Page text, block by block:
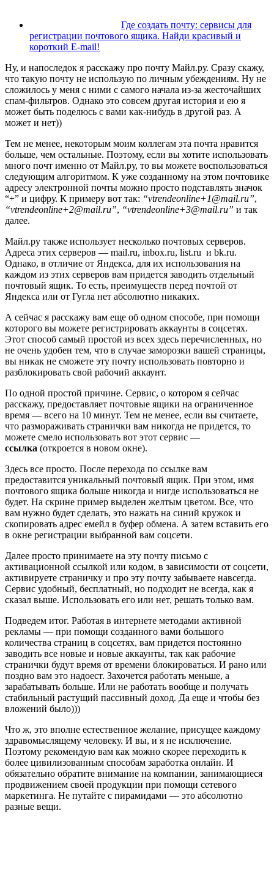
Где создать почту: сервисы для
регистрации почтового ящика. Найди красивый и
короткий E-mail!
Ну, и напоследок я расскажу про почту Майл.ру. Сразу скажу,
что такую почту не использую по личным убеждениям. Ну не
сложилось у меня с ними с самого начала из-за жесточайших
спам-фильтров. Однако это совсем другая история и ею я
может быть поделюсь с вами как-нибудь в другой раз. А
может и нет))
Тем не менее, некоторым моим коллегам эта почта нравится
больше, чем остальные. Поэтому, если вы хотите использовать
много почт именно от Майл.ру, то вы можете воспользоваться
следующим алгоритмом. К уже созданному на этом почтовике
адресу электронной почты можно просто подставлять значок
“+” и цифру. К примеру вот так: “vtrendeonline+1@mail.ru”,
“vtrendeonline+2@mail.ru”, “vtrendeonline+3@mail.ru” и так
далее.
Майл.ру также использует несколько почтовых серверов.
Адреса этих серверов — mail.ru, inbox.ru, list.ru и bk.ru.
Однако, в отличие от Яндекса, для их использования на
каждом из этих серверов вам придется заводить отдельный
почтовый ящик. То есть, преимуществ перед почтой от
Яндекса или от Гугла нет абсолютно никаких.
А сейчас я расскажу вам еще об одном способе, при помощи
которого вы можете регистрировать аккаунты в соцсетях.
Этот способ самый простой из всех здесь перечисленных, но
не очень удобен тем, что в случае заморозки вашей страницы,
вы никак не сможете эту почту использовать повторно и
разблокировать свой рабочий аккаунт.
По одной простой причине. Сервис, о котором я сейчас
расскажу, предоставляет почтовые ящики на ограниченное
время — всего на 10 минут. Тем не менее, если вы считаете,
что размораживать странички вам никогда не придется, то
можете смело использовать вот этот сервис —
ссылка (откроется в новом окне).
Здесь все просто. После перехода по ссылке вам
предоставится уникальный почтовый ящик. При этом, имя
почтового ящика больше никогда и нигде использоваться не
будет. На скрине пример выделен желтым цветом. Все, что
вам нужно будет сделать, это нажать на синий кружок и
скопировать адрес емейл в буфер обмена. А затем вставить его
в окне регистрации выбранной вам соцсети.
Далее просто принимаете на эту почту письмо с
активационной ссылкой или кодом, в зависимости от соцсети,
активируете страничку и про эту почту забываете навсегда.
Сервис удобный, бесплатный, но подходит не всегда, как я
сказал выше. Использовать его или нет, решать только вам.
Подведем итог. Работая в интернете методами активной
рекламы — при помощи созданного вами большого
количества страниц в соцсетях, вам придется постоянно
заводить все новые и новые аккаунты, так как рабочие
странички будут время от времени блокироваться. И рано или
поздно вам это надоест. Захочется работать меньше, а
зарабатывать больше. Или не работать вообще и получать
стабильный растущий пассивный доход. Да еще и чтобы без
вложений было)))
Что ж, это вполне естественное желание, присущее каждому
здравомыслящему человеку. И вы, и я не исключение.
Поэтому рекомендую вам как можно скорее переходить к
более цивилизованным способам заработка онлайн. И
обязательно обратите внимание на компании, занимающиеся
продвижением своей продукции при помощи сетевого
маркетинга. Не путайте с пирамидами — это абсолютно
разные вещи.